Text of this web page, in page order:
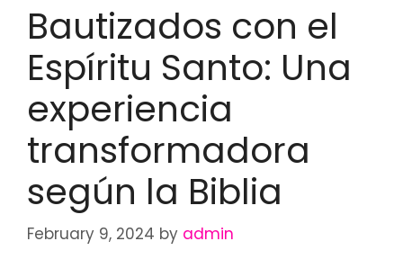
Bautizados con el
Espíritu Santo: Una
experiencia
transformadora
según la Biblia
February 9, 2024 by admin